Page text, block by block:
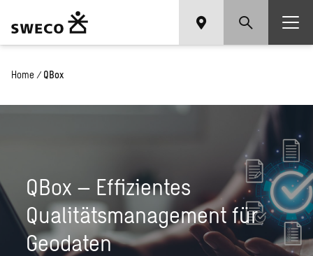
Home / QBox
QBox – Effizientes
Qualitätsmanagement für
Geodaten